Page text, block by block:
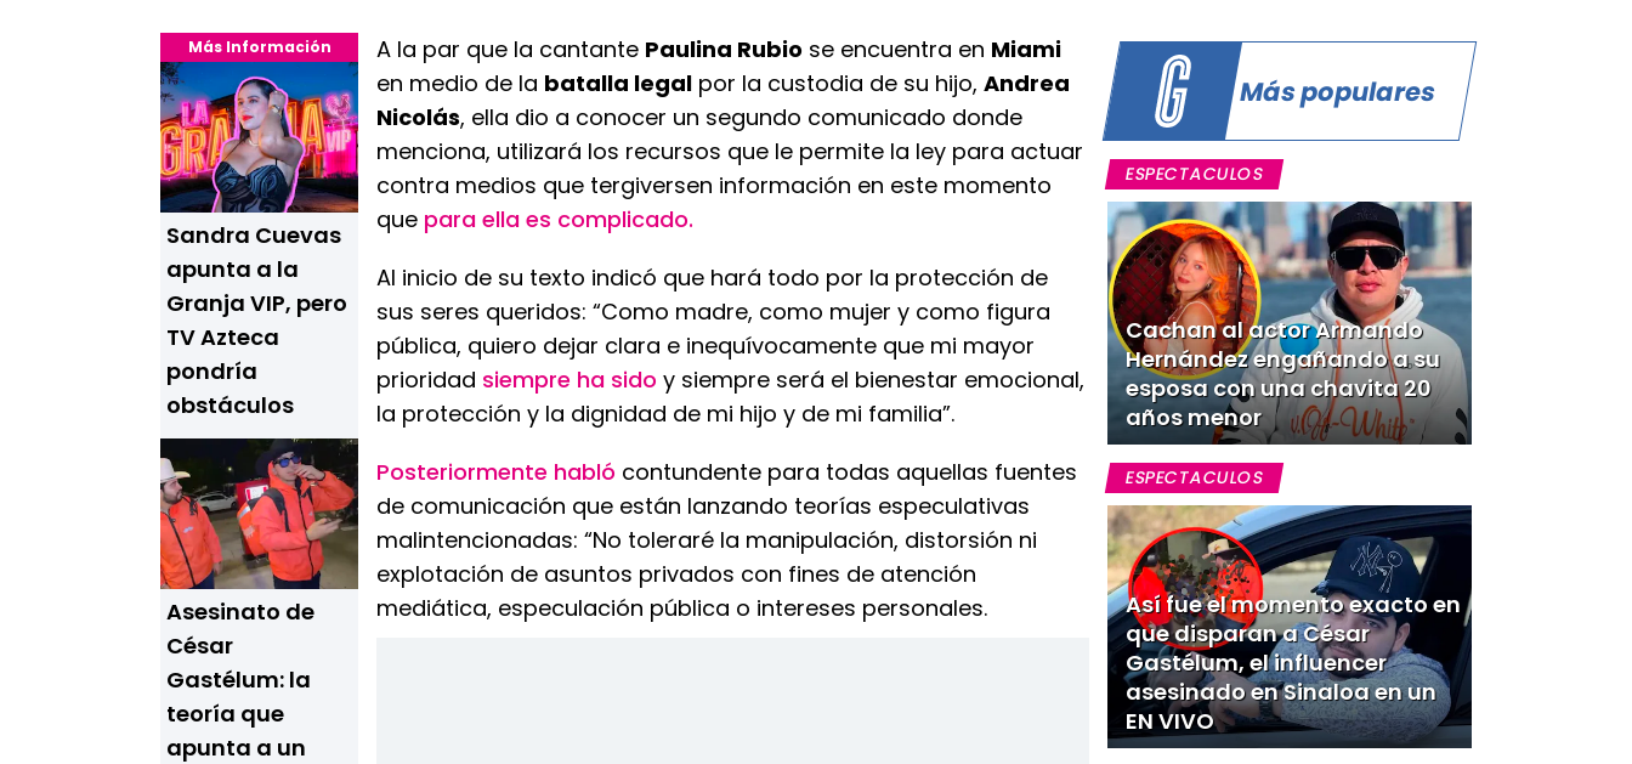
Más Información
Sandra Cuevas
apunta a la
Granja VIP, pero
TV Azteca
pondría
obstáculos
Asesinato de
César
Gastélum: la
teoría que
apunta a un
A la par que la cantante Paulina Rubio se encuentra en Miami
en medio de la batalla legal por la custodia de su hijo, Andrea
Nicolás, ella dio a conocer un segundo comunicado donde
menciona, utilizará los recursos que le permite la ley para actuar
contra medios que tergiversen información en este momento
que para ella es complicado.
Al inicio de su texto indicó que hará todo por la protección de
sus seres queridos: “Como madre, como mujer y como figura
pública, quiero dejar clara e inequívocamente que mi mayor
prioridad siempre ha sido y siempre será el bienestar emocional,
la protección y la dignidad de mi hijo y de mi familia”.
Posteriormente habló contundente para todas aquellas fuentes
de comunicación que están lanzando teorías especulativas
malintencionadas: “No toleraré la manipulación, distorsión ni
explotación de asuntos privados con fines de atención
mediática, especulación pública o intereses personales.
Más populares
ESPECTACULOS
Cachan al actor Armando
Hernández engañando a su
esposa con una chavita 20
años menor
ESPECTACULOS
Así fue el momento exacto en
que disparan a César
Gastélum, el influencer
asesinado en Sinaloa en un
EN VIVO